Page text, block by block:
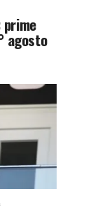
prime
agosto